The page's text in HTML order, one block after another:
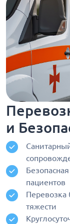
и
пациентов
Перевозка
тяжести